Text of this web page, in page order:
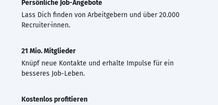
Persönliche Job-Angebote
Lass Dich finden von Arbeitgebern und über 20.000
Recruiter·innen.
21 Mio. Mitglieder
Knüpf neue Kontakte und erhalte Impulse für ein
besseres Job-Leben.
Kostenlos profitieren